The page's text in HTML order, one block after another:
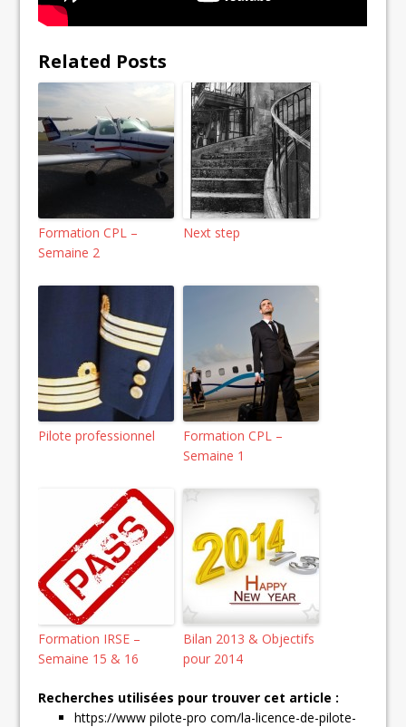
Related Posts
Formation CPL –
Semaine 2
Next step
Pilote professionnel
Formation CPL –
Semaine 1
Formation IRSE –
Semaine 15 & 16
Bilan 2013 & Objectifs
pour 2014
Recherches utilisées pour trouver cet article :
https://www pilote-pro com/la-licence-de-pilote-